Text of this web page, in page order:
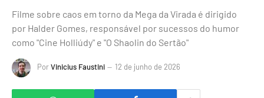
Filme sobre caos em torno da Mega da Virada é dirigido
por Halder Gomes, responsável por sucessos do humor
como "Cine Holliúdy" e "O Shaolin do Sertão"
PorVinicius Faustini 12 de junho de 2026